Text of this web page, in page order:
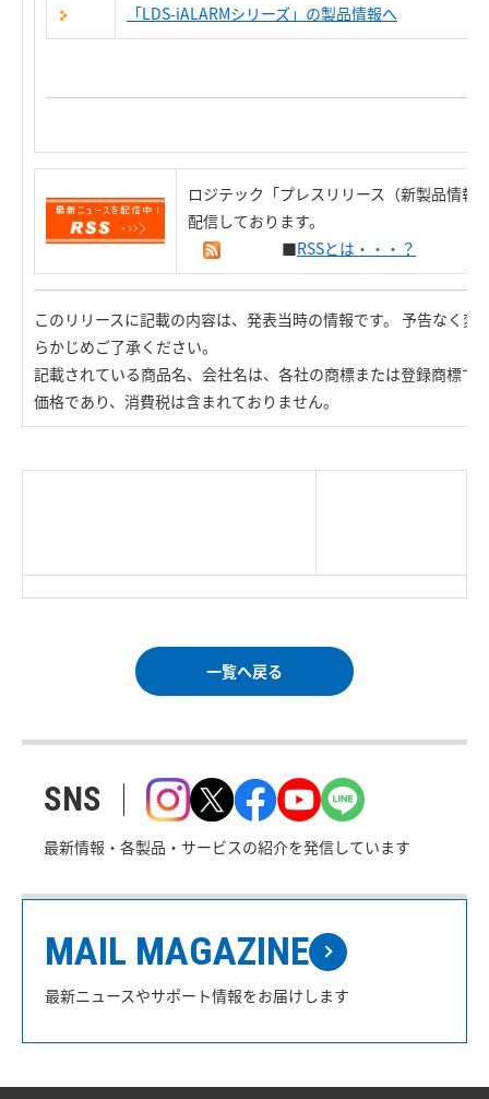
「LDS-iALARMシリーズ」の製品情報へ
ロジテック「プレスリリース（新製品情報
配信しております。
■RSSとは・・・？
このリリースに記載の内容は、発表当時の情報です。 予告なく変
らかじめご了承ください。
記載されている商品名、会社名は、各社の商標または登録商標で
価格であり、消費税は含まれておりません。
一覧へ戻る
SNS
最新情報・各製品・サービスの紹介を発信しています
MAIL MAGAZINE
最新ニュースやサポート情報をお届けします